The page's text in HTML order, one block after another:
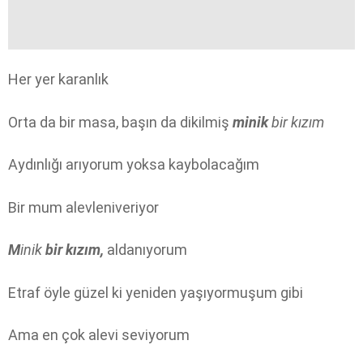
Her yer karanlık
Orta da bir masa, başın da dikilmiş minikbir kızım
Aydınlığı arıyorum yoksa kaybolacağım
Bir mum alevleniveriyor
Minikbir kızım, aldanıyorum
Etraf öyle güzel ki yeniden yaşıyormuşum gibi
Ama en çok alevi seviyorum